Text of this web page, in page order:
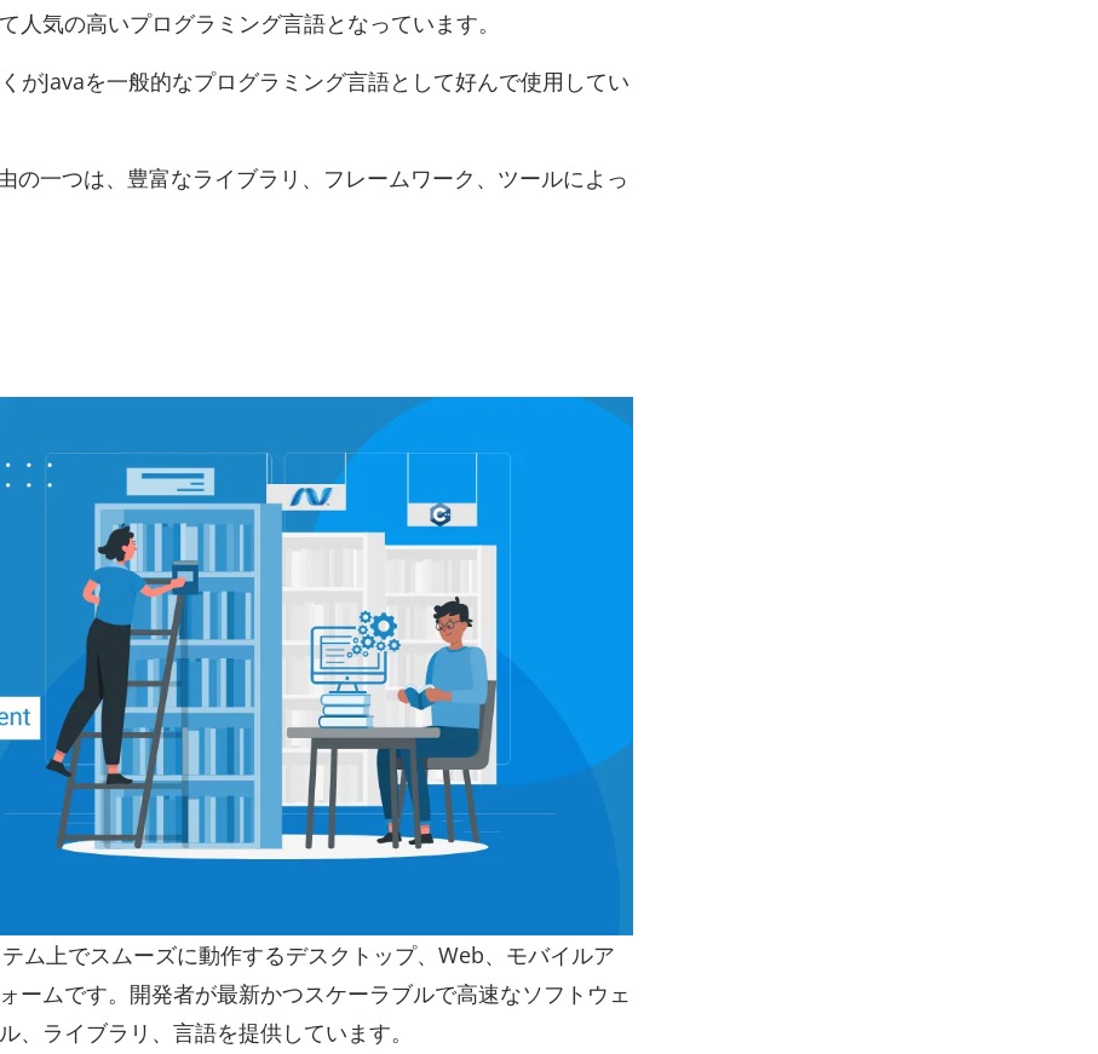
気の高いプログラミング言語となっています。
がJavaを一般的なプログラミング言語として好んで使用してい
の一つは、豊富なライブラリ、フレームワーク、ツールによっ
ム上でスムーズに動作するデスクトップ、Web、モバイルア
ームです。開発者が最新かつスケーラブルで高速なソフトウェ
ライブラリ、言語を提供しています。